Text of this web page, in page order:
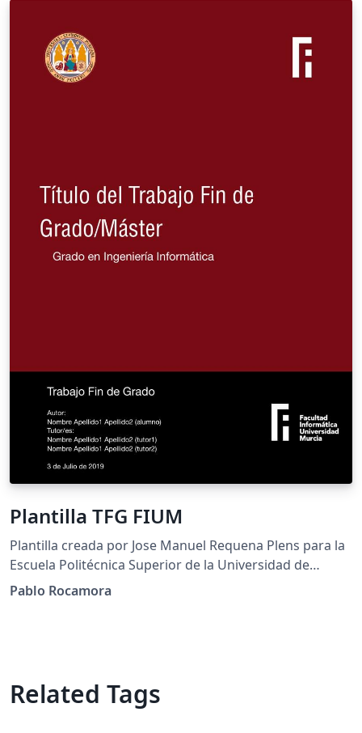
Plantilla TFG FIUM
Plantilla creada por Jose Manuel Requena Plens para la
Escuela Politécnica Superior de la Universidad de
Alicante y modificada por Pablo Rocamora para la
Pablo Rocamora
Related Tags